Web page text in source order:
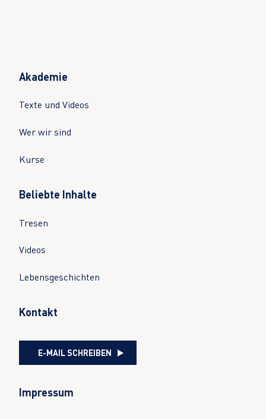
Akademie
Texte und Videos
Wer wir sind
Kurse
Beliebte Inhalte
Tresen
Videos
Lebensgeschichten
Kontakt
E-MAIL SCHREIBEN
Impressum